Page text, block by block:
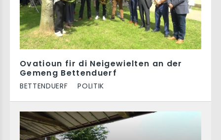
Ovatioun fir di Neigewielten an der
Gemeng Bettenduerf
BETTENDUERF POLITIK